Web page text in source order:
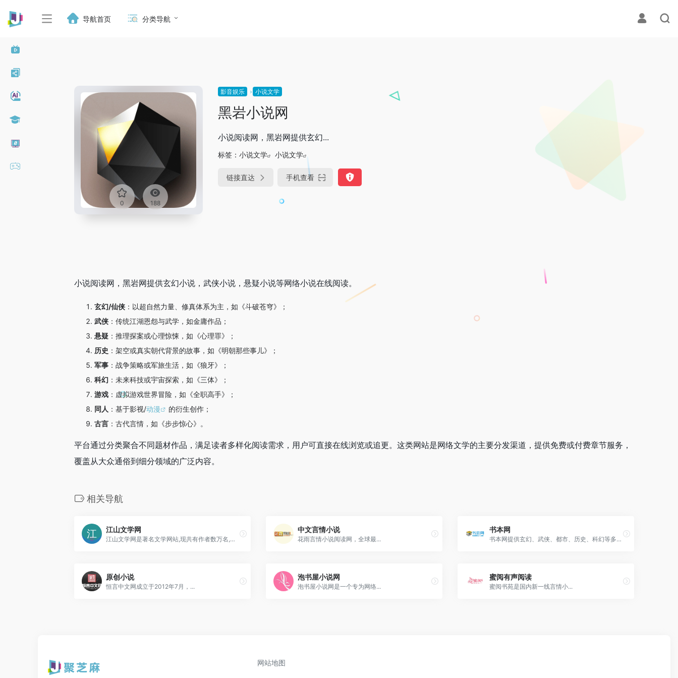
导航首页 分类导航
0 188
影音娱乐 小说文学
黑岩小说网
小说阅读网，黑岩网提供玄幻...
标签： 小说文学 小说文学
链接直达 手机查看
小说阅读网，黑岩网提供玄幻小说，武侠小说，悬疑小说等网络小说在线阅读。
玄幻/仙侠 ：以超自然力量、修真体系为主，如《斗破苍穹》；
武侠 ：传统江湖恩怨与武学，如金庸作品；
悬疑 ：推理探案或心理惊悚，如《心理罪》；
历史 ：架空或真实朝代背景的故事，如《明朝那些事儿》；
军事 ：战争策略或军旅生活，如《狼牙》；
科幻 ：未来科技或宇宙探索，如《三体》；
游戏 ：虚拟游戏世界冒险，如《全职高手》；
同人 ：基于影视/动漫
的衍生创作；
古言 ：古代言情，如《步步惊心》。
平台通过分类聚合不同题材作品，满足读者多样化阅读需求，用户可直接在线浏览或追更。这类网站是网络文学的主要分发渠道，提供免费或付费章节服务，
覆盖从大众通俗到细分领域的广泛内容。
相关导航
江山文学网
江山文学网是著名文学网站,现共有作者数万名,已发表各类题材文学作品80万余部,文学社团50多个,另有多部影视剧本拍摄成电影电视剧,出版原创小说上百部。
中文言情小说
花雨言情小说阅读网，全球最...
书本网
书本网提供玄幻、武侠、都市、历史、科幻等多种类型的小说，包括全本小说和更新中的小说。
原创小说
恒言中文网成立于2012年7月，...
泡书屋小说网
泡书屋小说网是一个专为网络...
蜜阅有声阅读
蜜阅书苑是国内新一线言情小...
网站地图